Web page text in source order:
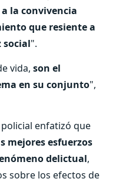
la convivencia
que resiente a
social".
vida, son el
en su conjunto",
enfatizó que
mejores esfuerzos
delictual,
sobre los efectos de